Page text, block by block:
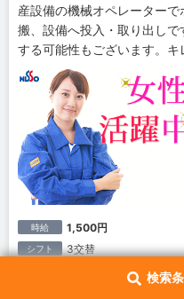
検索
産設備の機械オペレーター
搬、設備へ投入・取り出し
する可能性もございます。
時給 1,500円
シフト 3交替
神奈川県海老名市本